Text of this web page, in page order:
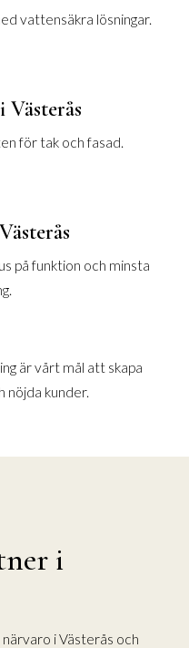
vattensäkra lösningar.
Västerås
för tak och fasad.
på funktion och minsta
är vårt mål att skapa
nöjda kunder.
i
närvaro i Västerås och